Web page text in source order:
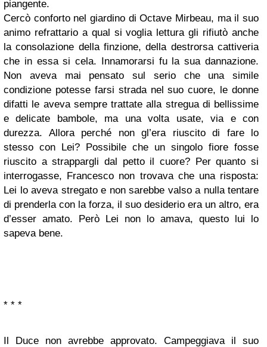
piangente.
Cercò conforto nel giardino di Octave Mirbeau, ma il suo
animo refrattario a qual si voglia lettura gli rifiutò anche
la consolazione della finzione, della destrorsa cattiveria
che in essa si cela. Innamorarsi fu la sua dannazione.
Non aveva mai pensato sul serio che una simile
condizione potesse farsi strada nel suo cuore, le donne
difatti le aveva sempre trattate alla stregua di bellissime
e delicate bambole, ma una volta usate, via e con
durezza. Allora perché non gl’era riuscito di fare lo
stesso con Lei? Possibile che un singolo fiore fosse
riuscito a strappargli dal petto il cuore? Per quanto si
interrogasse, Francesco non trovava che una risposta:
Lei lo aveva stregato e non sarebbe valso a nulla tentare
di prenderla con la forza, il suo desiderio era un altro, era
d’esser amato. Però Lei non lo amava, questo lui lo
sapeva bene.
* * *
Il Duce non avrebbe approvato. Campeggiava il suo